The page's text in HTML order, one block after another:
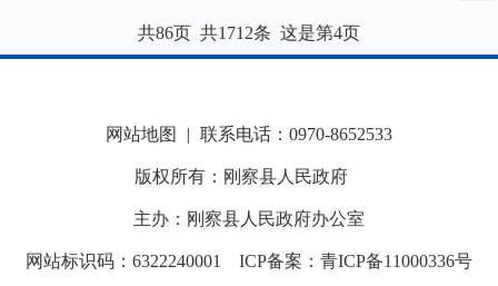
共86页 共1712条 这是第4页
网站地图 | 联系电话：0970-8652533
版权所有：刚察县人民政府
主办：刚察县人民政府办公室
网站标识码：6322240001 ICP备案：青ICP备11000336号